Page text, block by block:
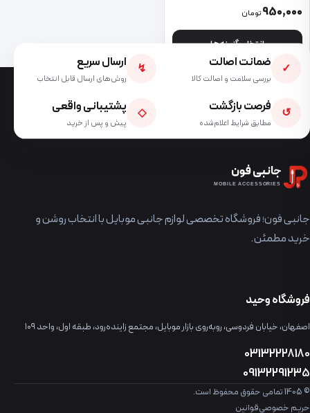
950,000تومان
انتخاب گزینه ها
این محصول دارای انواع مختلفی می باشد. گزینه ها ممکن است در
✓ ضمانت اصالت
بررسی سلامت و اصالت کالا
↯ ارسال سریع
روش‌های ارسال قابل انتخاب
↺ فرصت بازگشت
مطابق شرایط اعلام‌شده
◇ پشتیبانی واقعی
پیش و پس از خرید
جانبی فون
MOBILE ACCESSORIES
جانبی فون؛ فروشگاه تخصصی لوازم جانبی موبایل با انتخاب روشن و
خرید مطمئن.
فروشگاه وحید
اصفهان، خیابان فردوسی، روبه‌روی بازار موبایل، مجتمع زاینده‌رود، طبقه اول، واحد ۱۰۹
03132228180
09132291235
© 1405 تمامی حقوق محفوظ است.
حریم خصوصیقوانین